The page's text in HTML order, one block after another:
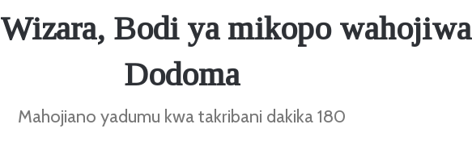
Bodi ya mikopo wahojiwa
Dodoma
Mahojiano yadumu kwa takribani dakika 180